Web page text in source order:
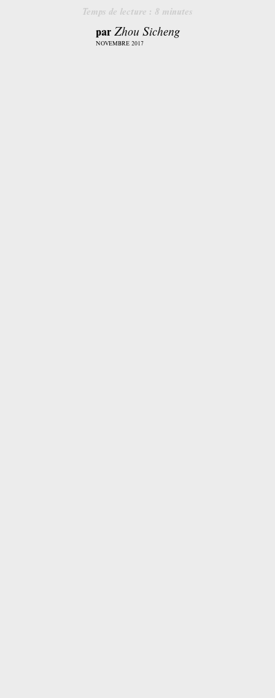
Temps de lecture : 8 minutes
par Zhou Sicheng
NOVEMBRE 2017